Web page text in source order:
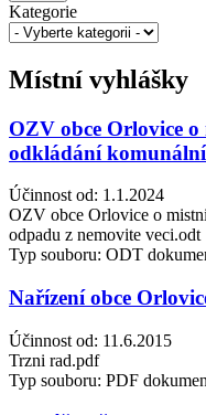
Kategorie
Místní vyhlášky
OZV obce Orlovice
odkládání
Účinnost od: 1.1.2024
OZV obce Orlovice o
odpadu z nemovite veci.odt
Typ souboru: ODT
Nařízení obce
Účinnost od: 11.6.2015
Trzni rad.pdf
Typ souboru: PDF